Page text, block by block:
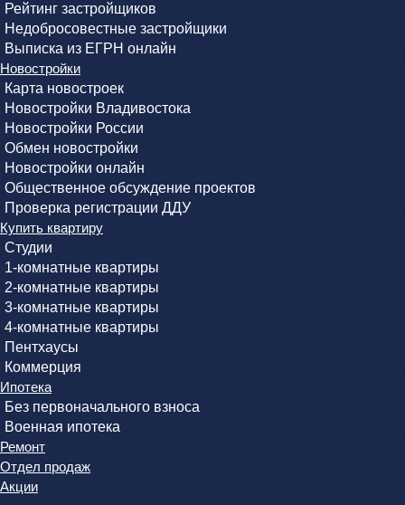
Рейтинг застройщиков
Недобросовестные застройщики
Выписка из ЕГРН онлайн
Новостройки
Карта новостроек
Новостройки Владивостока
Новостройки России
Обмен новостройки
Новостройки онлайн
Общественное обсуждение проектов
Проверка регистрации ДДУ
Купить квартиру
Студии
1-комнатные квартиры
2-комнатные квартиры
3-комнатные квартиры
4-комнатные квартиры
Пентхаусы
Коммерция
Ипотека
Без первоначального взноса
Военная ипотека
Ремонт
Отдел продаж
Акции